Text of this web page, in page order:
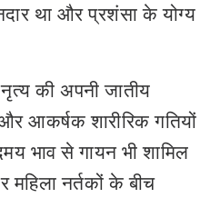
था और प्रशंसा के योग्य
की अपनी जातीय
आकर्षक शारीरिक गतियों
भाव से गायन भी शामिल
नर्तकों के बीच